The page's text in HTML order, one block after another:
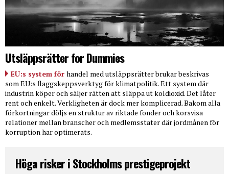
Utsläppsrätter for Dummies
EU:s system för handel med utsläppsrätter brukar beskrivas
som EU:s flaggskeppsverktyg för klimatpolitik. Ett system där
industrin köper och säljer rätten att släppa ut koldioxid. Det låter
rent och enkelt. Verkligheten är dock mer komplicerad. Bakom alla
förkortningar döljs en struktur av riktade fonder och korsvisa
relationer mellan branscher och medlemsstater där jordmånen för
korruption har optimerats.
Höga risker i Stockholms prestigeprojekt